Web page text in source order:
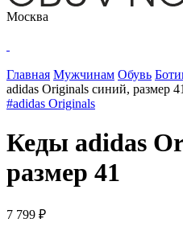
Москва
Главная Мужчинам Обувь
adidas Originals синий, размер 41
#adidas Originals
Кеды adidas
размер 41
7 799 ₽